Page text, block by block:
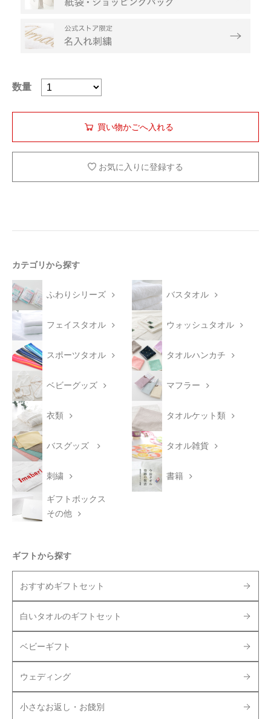
数量
お気に入りに登録する
カテゴリから探す
ふわりシリーズ バスタオル
フェイスタオル ウォッシュタオル
スポーツタオル タオルハンカチ
ベビーグッズ マフラー
衣類 タオルケット類
バスグッズ タオル雑貨
刺繍 書籍
ギフトボックス
その他
ギフトから探す
おすすめギフトセット
白いタオルのギフトセット
ベビーギフト
ウェディング
小さなお返し・お餞別